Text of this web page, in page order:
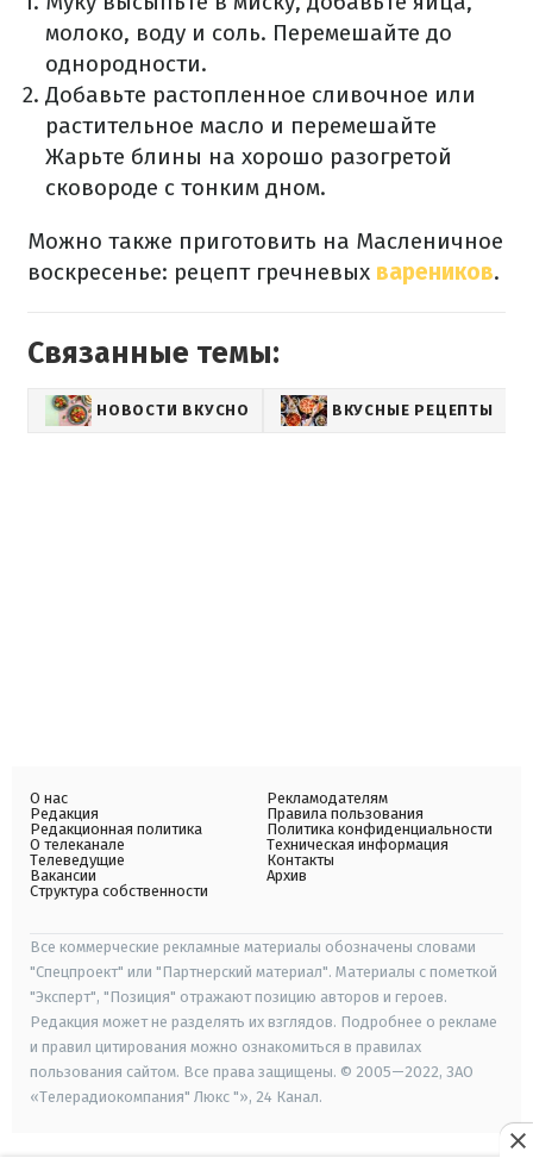
молоко, воду и соль. Перемешайте до
однородности.
Добавьте растопленное сливочное или
растительное масло и перемешайте
Жарьте блины на хорошо разогретой
сковороде с тонким дном.
Можно также приготовить на Масленичное
воскресенье: рецепт гречневых вареников.
Связанные темы:
НОВОСТИ ВКУСНО ВКУСНЫЕ РЕЦЕПТЫ
О нас
Редакция
Редакционная политика
О телеканале
Телеведущие
Вакансии
Структура собственности
Рекламодателям
Правила пользования
Политика конфиденциальности
Техническая информация
Контакты
Архив
Все коммерческие рекламные материалы обозначены словами
"Спецпроект" или "Партнерский материал". Материалы с пометкой
"Эксперт", "Позиция" отражают позицию авторов и героев.
Редакция может не разделять их взглядов. Подробнее о рекламе
и правил цитирования можно ознакомиться в правилах
пользования сайтом. Все права защищены. © 2005—2022, ЗАО
«Телерадиокомпания" Люкс "», 24 Канал.